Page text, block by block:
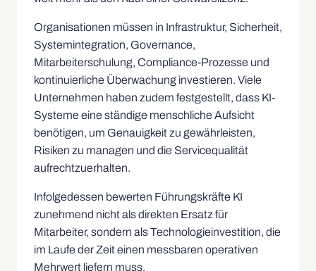
Organisationen müssen in Infrastruktur, Sicherheit,
Systemintegration, Governance,
Mitarbeiterschulung, Compliance-Prozesse und
kontinuierliche Überwachung investieren. Viele
Unternehmen haben zudem festgestellt, dass KI-
Systeme eine ständige menschliche Aufsicht
benötigen, um Genauigkeit zu gewährleisten,
Risiken zu managen und die Servicequalität
aufrechtzuerhalten.
Infolgedessen bewerten Führungskräfte KI
zunehmend nicht als direkten Ersatz für
Mitarbeiter, sondern als Technologieinvestition, die
im Laufe der Zeit einen messbaren operativen
Mehrwert liefern muss.